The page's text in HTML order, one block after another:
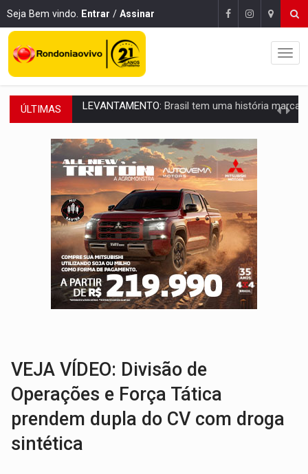
Seja Bem vindo. Entrar / Assinar
ÚLTIMAS LAMENTÁVEL: Mulher é encontrada morta dentro de residência
'XANDY DO MOTOCROSS':Pai morre em acidente na BR-364 duas semanas após
PESO DO VOTO:Cinco maiores colégios eleitorais concentram 53,7% dos
COLUNA SEMANAL:Largada foi dada e candidatos ao Governo de RO partem
SOB SUSPEITA:Entrega de 286 máquinas em Rondônia coincide com
ARTIGO:Reter até 50% no distrato imobiliário é legal, mas não pode
DO HOSPITAL AO CAMPO:Veja as mais de 200 ações de Marcos
EXPANSÃO:Grupo Nova Era amplia presença em PVH e transforma Aramix
VEJA VÍDEO: Divisão de
Operações e Força Tática
prendem dupla do CV com droga
sintética